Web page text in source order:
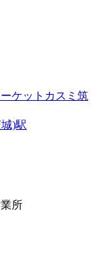
ケットカスミ筑
)駅
所